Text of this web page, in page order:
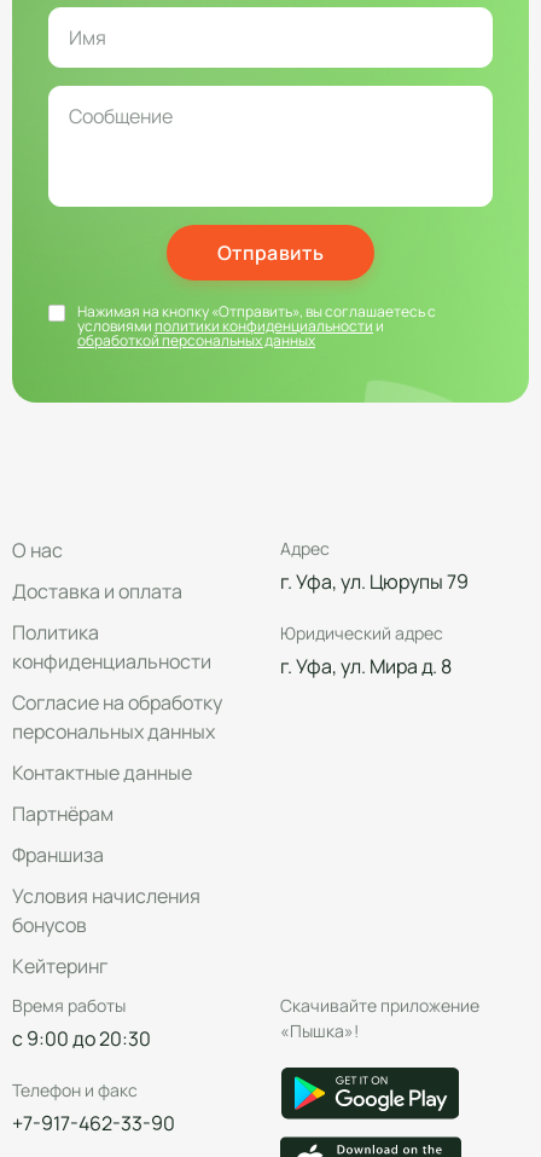
Отправить
Нажимая на кнопку «Отправить», вы соглашаетесь с
условиямиполитики конфиденциальностии
обработкой персональных данных
О нас
Доставка и оплата
Политика
конфиденциальности
Согласие на обработку
персональных данных
Контактные данные
Партнёрам
Франшиза
Условия начисления
бонусов
Кейтеринг
Адрес
г. Уфа, ул. Цюрупы 79
Юридический адрес
г. Уфа, ул. Мира д. 8
Время работы
с 9:00 до 20:30
Телефон и факс
+7-917-462-33-90
Скачивайте приложение
«Пышка»!